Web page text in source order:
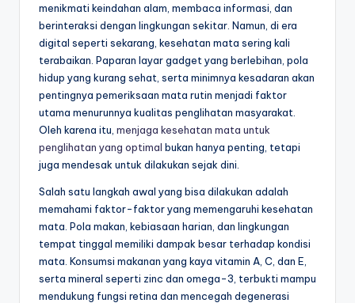
menikmati keindahan alam, membaca informasi, dan
berinteraksi dengan lingkungan sekitar. Namun, di era
digital seperti sekarang, kesehatan mata sering kali
terabaikan. Paparan layar gadget yang berlebihan, pola
hidup yang kurang sehat, serta minimnya kesadaran akan
pentingnya pemeriksaan mata rutin menjadi faktor
utama menurunnya kualitas penglihatan masyarakat.
Oleh karena itu, menjaga kesehatan mata untuk
penglihatan yang optimal bukan hanya penting, tetapi
juga mendesak untuk dilakukan sejak dini.
Salah satu langkah awal yang bisa dilakukan adalah
memahami faktor-faktor yang memengaruhi kesehatan
mata. Pola makan, kebiasaan harian, dan lingkungan
tempat tinggal memiliki dampak besar terhadap kondisi
mata. Konsumsi makanan yang kaya vitamin A, C, dan E,
serta mineral seperti zinc dan omega-3, terbukti mampu
mendukung fungsi retina dan mencegah degenerasi